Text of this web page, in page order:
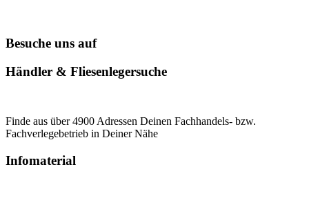
Besuche uns auf
Händler & Fliesenlegersuche
Finde aus über 4900 Adressen Deinen Fachhandels- bzw.
Fachverlegebetrieb in Deiner Nähe
Infomaterial